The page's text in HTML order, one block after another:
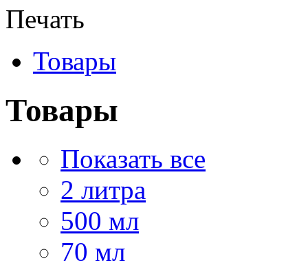
Печать
Товары
Товары
Показать все
2 литра
500 мл
70 мл